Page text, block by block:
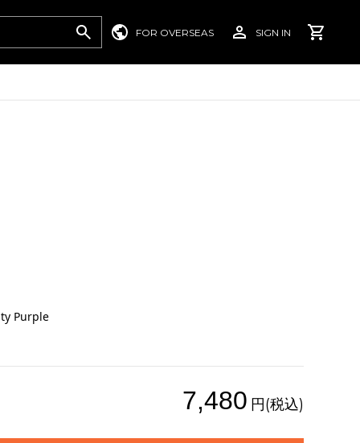
FOR OVERSEAS SIGN IN
Purple
7,480 円(税込)